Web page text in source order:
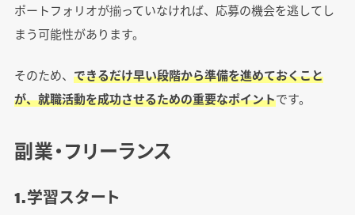
ポートフォリオが揃っていなければ、応募の機会を逃してし
まう可能性があります。
そのため、 できるだけ早い段階から準備を進めておくこと
が、就職活動を成功させるための重要なポイントです。
副業・フリーランス
1.学習スタート